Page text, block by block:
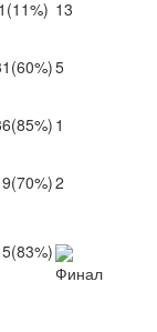
1 (11%) 13
(60%)5
(85%) 1
(70%)2
(83%)